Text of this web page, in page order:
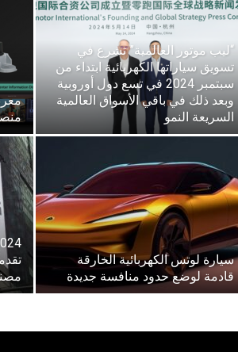
“ليب موتور العالمية” تشرع في
تسويق سياراتها الكهربائية ابتداء من
سبتمبر 2024 في تسع دول أوروبية
وبعد ذلك في باقي الأسواق العالمية
السريعة النمو
سيارة لوتس الكهربائية الخارقة
قادمة لوضع حدود منافسة جديدة